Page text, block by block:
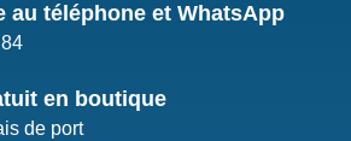
au téléphone et WhatsApp
en boutique
de port